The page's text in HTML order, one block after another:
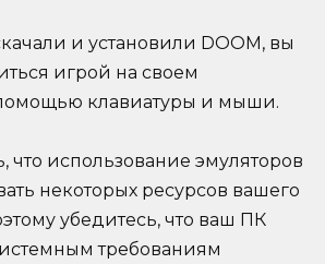
и установили DOOM, вы
игрой на своем
клавиатуры и мыши.
что использование эмуляторов
некоторых ресурсов вашего
убедитесь, что ваш ПК
требованиям